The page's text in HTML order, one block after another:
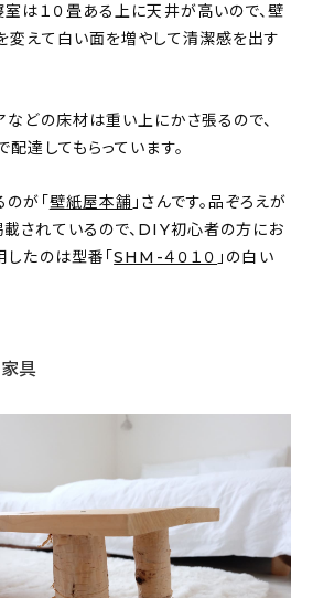
室は１０畳ある上に天井が高いので、壁
変えて白い面を増やして清潔感を出す
などの床材は重い上にかさ張るので、
達してもらっています。
が「 壁紙屋本舗 」さんです。品ぞろえが
されているので、DIY初心者の方にお
したのは型番「SHM-４０１０ 」の白い
具